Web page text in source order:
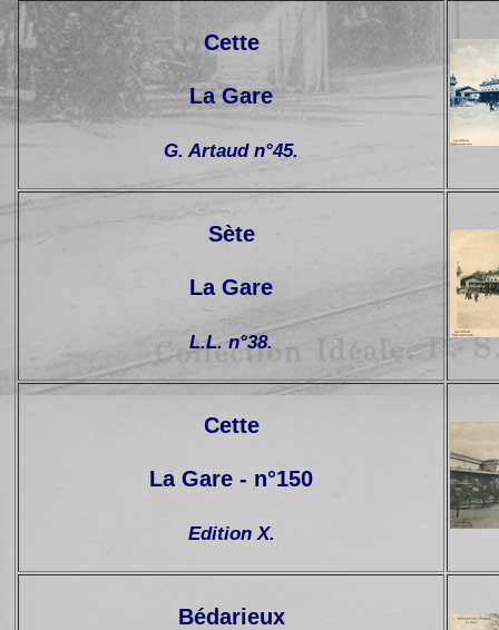
Cette
La Gare
G. Artaud n°45.
Sète
La Gare
L.L. n°38.
Cette
La Gare - n°150
Edition X.
Bédarieux